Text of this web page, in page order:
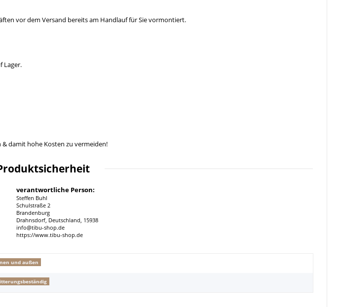
vor dem Versand bereits am Handlauf für Sie vormontiert.
Lager.
damit hohe Kosten zu vermeiden!
verantwortliche Person:
Steffen Buhl
Schulstraße 2
Brandenburg
Drahnsdorf, Deutschland, 15938
info@tibu-shop.de
https://www.tibu-shop.de
und außen